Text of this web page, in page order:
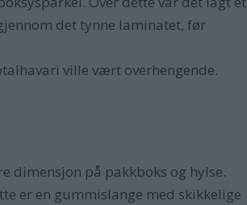
det tynne laminatet, før
ville vært overhengende.
dimensjon på pakkboks og hylse.
er en gummislange med skikkelige